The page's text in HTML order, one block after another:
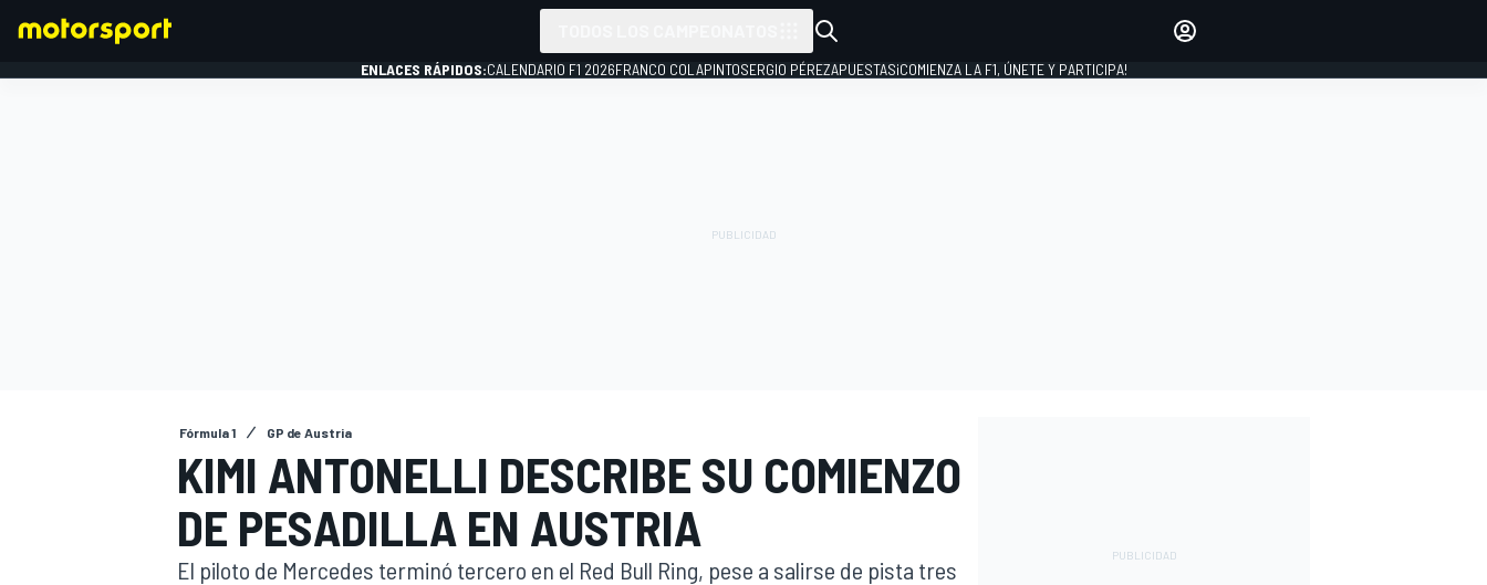
INDYCAR
INICIAR SESIÓN
ENLACES RÁPIDOS:CALENDARIO F1 2026FRANCO COLAPINTOSERGIO PÉREZAPUESTAS¡COMIENZA LA F1, ÚNETE Y PARTICIPA!
Fórmula 1 GP de Austria
KIMI ANTONELLI DESCRIBE SU COMIENZO
DE PESADILLA EN AUSTRIA
El piloto de Mercedes terminó tercero en el Red Bull Ring, pese a salirse de pista tres